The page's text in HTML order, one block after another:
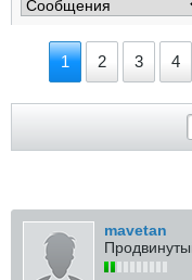
1 2 3 4
mavetan